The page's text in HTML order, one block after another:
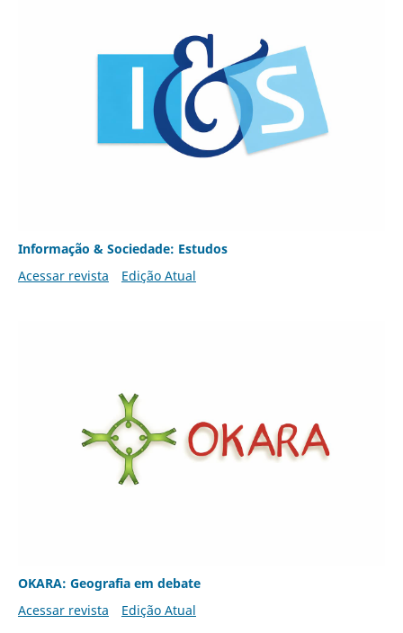
Informação & Sociedade: Estudos
Acessar revista
Edição Atual
OKARA: Geografia em debate
Acessar revista
Edição Atual